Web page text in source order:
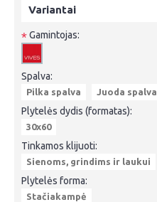
Variantai
*Gamintojas:
Spalva:
Pilka spalva Juoda spalva
Plytelės dydis (formatas):
30x60
Tinkamos klijuoti:
Sienoms, grindims ir laukui
Plytelės forma:
Stačiakampė